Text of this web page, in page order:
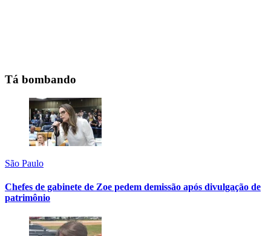
Tá bombando
São Paulo
Chefes de gabinete de Zoe pedem demissão após divulgação de
patrimônio